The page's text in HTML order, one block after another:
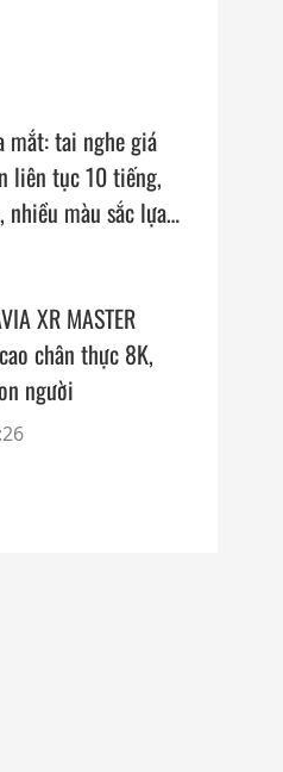
mắt: tai nghe giá
liên tục 10 tiếng,
nhiều màu sắc lựa
XR MASTER
chân thực 8K,
người